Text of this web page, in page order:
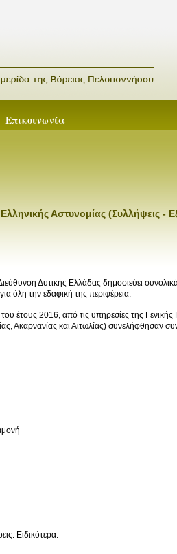
Επικοινωνία
Αστυνομίας (Συλλήψεις -
Δυτικής Ελλάδας δημοσιεύει
όλη την εδαφική της περιφέρεια.
έτους 2016, από τις υπηρεσίες της
Ακαρνανίας και Αιτωλίας) συνελήφθησαν
Ειδικότερα: